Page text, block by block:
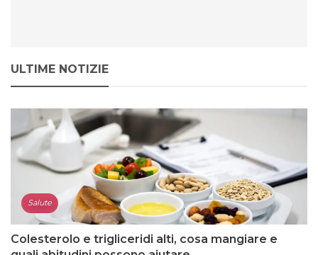
ULTIME NOTIZIE
Salute
Colesterolo e trigliceridi alti, cosa mangiare e